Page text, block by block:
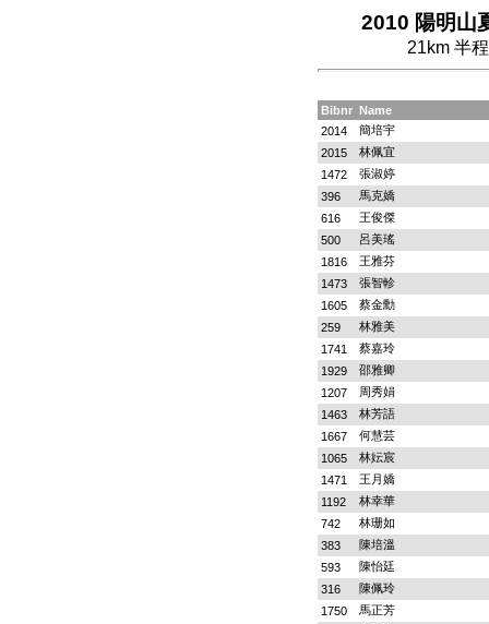
2010 陽明山
21km 半
Bibnr Name
2014
簡培宇
2015
林佩宜
1472
張淑婷
396
馬克嬌
616
王俊傑
500
呂美瑤
1816
王雅芬
1473
張智軫
1605
蔡金勳
259
林雅美
1741
蔡嘉玲
1929
邵雅卿
1207
周秀娟
1463
林芳語
1667
何慧芸
1065
林妘宸
1471
王月嬌
1192
林幸華
742
林珊如
383
陳培溫
593
陳怡廷
316
陳佩玲
1750
馬正芳